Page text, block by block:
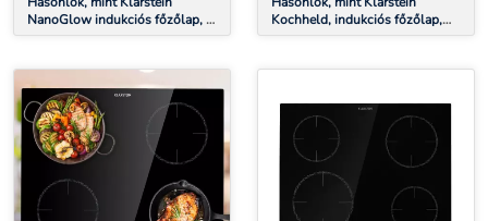
NanoGlow indukciós főzőlap, 4
főzőlap, flexi zónák, booster,
Kochheld, indukciós főzőlap,
2900 W, 2 zóna, forgó